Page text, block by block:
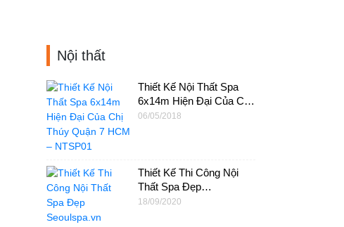
Nội thất
Thiết Kế Nội Thất Spa
6x14m Hiện Đại Của Chị
Thúy Quận 7 HCM –
06/05/2018
Thiết Kế Thi Công Nội
Thất Spa Đẹp
Seoulspa.vn 4x15m Tại
18/09/2020